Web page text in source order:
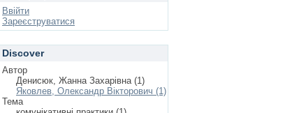
Ввійти
Зареєструватися
Discover
Автор
Денисюк, Жанна Захарівна (1)
Яковлев, Олександр Вікторович (1)
Тема